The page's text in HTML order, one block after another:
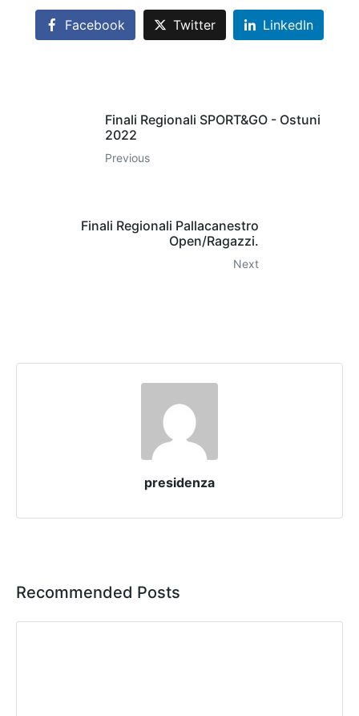
Facebook Twitter LinkedIn
Finali Regionali SPORT&GO - Ostuni
2022
Previous
Finali Regionali Pallacanestro
Open/Ragazzi.
Next
presidenza
Recommended Posts